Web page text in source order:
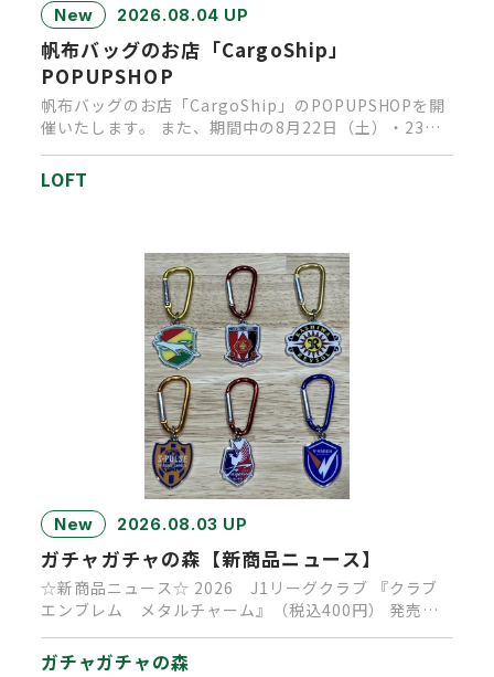
New 2026.08.04 UP
帆布バッグのお店「CargoShip」
POPUPSHOP
帆布バッグのお店「CargoShip」のPOPUPSHOPを開
催いたします。 また、期間中の8月22日（土）・23日
LOFT
New 2026.08.03 UP
ガチャガチャの森【新商品ニュース】
☆新商品ニュース☆ 2026 J1リーグクラブ 『クラブ
エンブレム メタルチャーム』（税込400円） 発売決
定！ 発売時…
ガチャガチャの森